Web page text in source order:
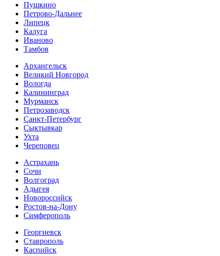
Пушкино
Петрово-Дальнее
Липецк
Калуга
Иваново
Тамбов
Архангельск
Великий Новгород
Вологда
Калининград
Мурманск
Петрозаводск
Санкт-Петербург
Сыктывкар
Ухта
Череповец
Астрахань
Сочи
Волгоград
Адыгея
Новороссийск
Ростов-на-Дону
Симферополь
Георгиевск
Ставрополь
Каспийск